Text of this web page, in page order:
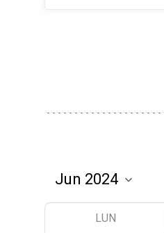
LUN